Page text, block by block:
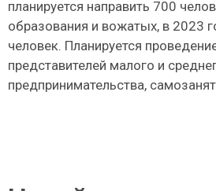
планируется направить 700
образования и вожатых, в 2023
человек. Планируется
представителей малого и
предпринимательства,